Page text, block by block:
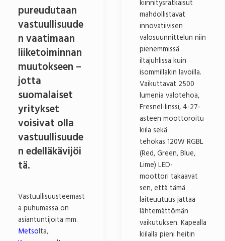
pureudutaan
vastuullisuude
n vaatimaan
liiketoiminnan
muutokseen –
jotta
suomalaiset
yritykset
voisivat olla
vastuullisuude
n edelläkävijöi
tä.
Vastuullisuusteemast
a puhumassa on
asiantuntijoita mm.
Metsolta,
kiinnitysratkaisut
mahdollistavat
innovatiivisen
valosuunnittelun niin
pienemmissä
iltajuhlissa kuin
isommillakin lavoilla.
Vaikuttavat 2500
lumenia valotehoa,
Fresnel-linssi, 4-27-
asteen moottoroitu
kiila sekä
tehokas 120W RGBL
(Red, Green, Blue,
Lime) LED-
moottori takaavat
sen, että tämä
laiteuutuus jättää
lähtemättömän
vaikutuksen. Kapealla
kiilalla pieni heitin